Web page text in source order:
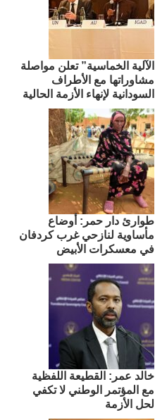
الآلية الخماسية” تعلن مواصلة
مشاوراتها مع الأطراف
السودانية لإنهاء الأزمة الحالية
طوارئ دار حمر: أوضاع
مأساوية لنازحي غرب كردفان
في معسكرات الأبيض
​خالد عمر: القطيعة اللفظية
مع المؤتمر الوطني لا تكفي
لحل الأزمة